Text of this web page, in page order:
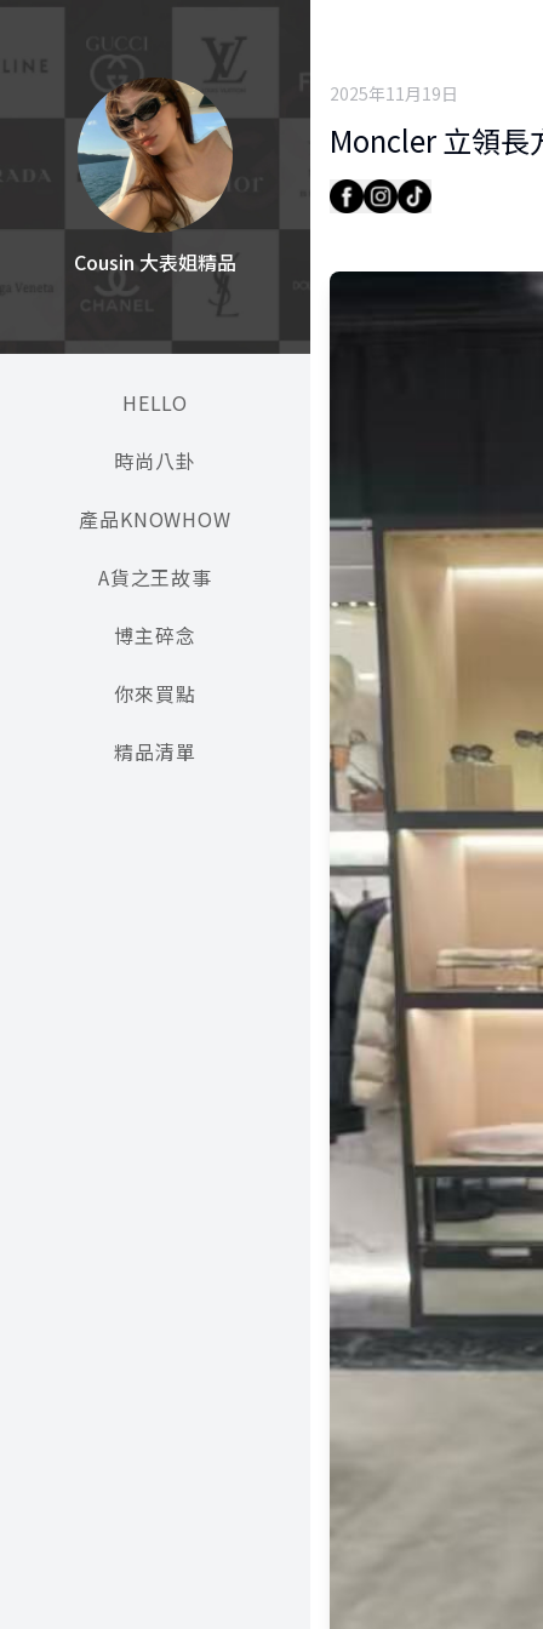
Cousin 大表姐精品
HELLO
時尚八卦
產品KNOWHOW
A貨之王故事
博主碎念
你來買點
精品清單
2025年11月19日
Moncler 立領長